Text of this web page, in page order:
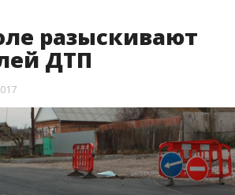
разыскивают
ДТП